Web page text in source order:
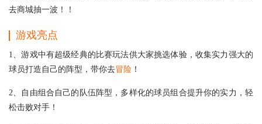
去商城抽一波！！
游戏亮点
1、游戏中有超级经典的比赛玩法供大家挑选体验，收集实力强大的
球员打造自己的阵型，带你去冒险 ！
2、自由组合自己的队伍阵型，多样化的球员组合提升你的实力，轻
松击败对手！